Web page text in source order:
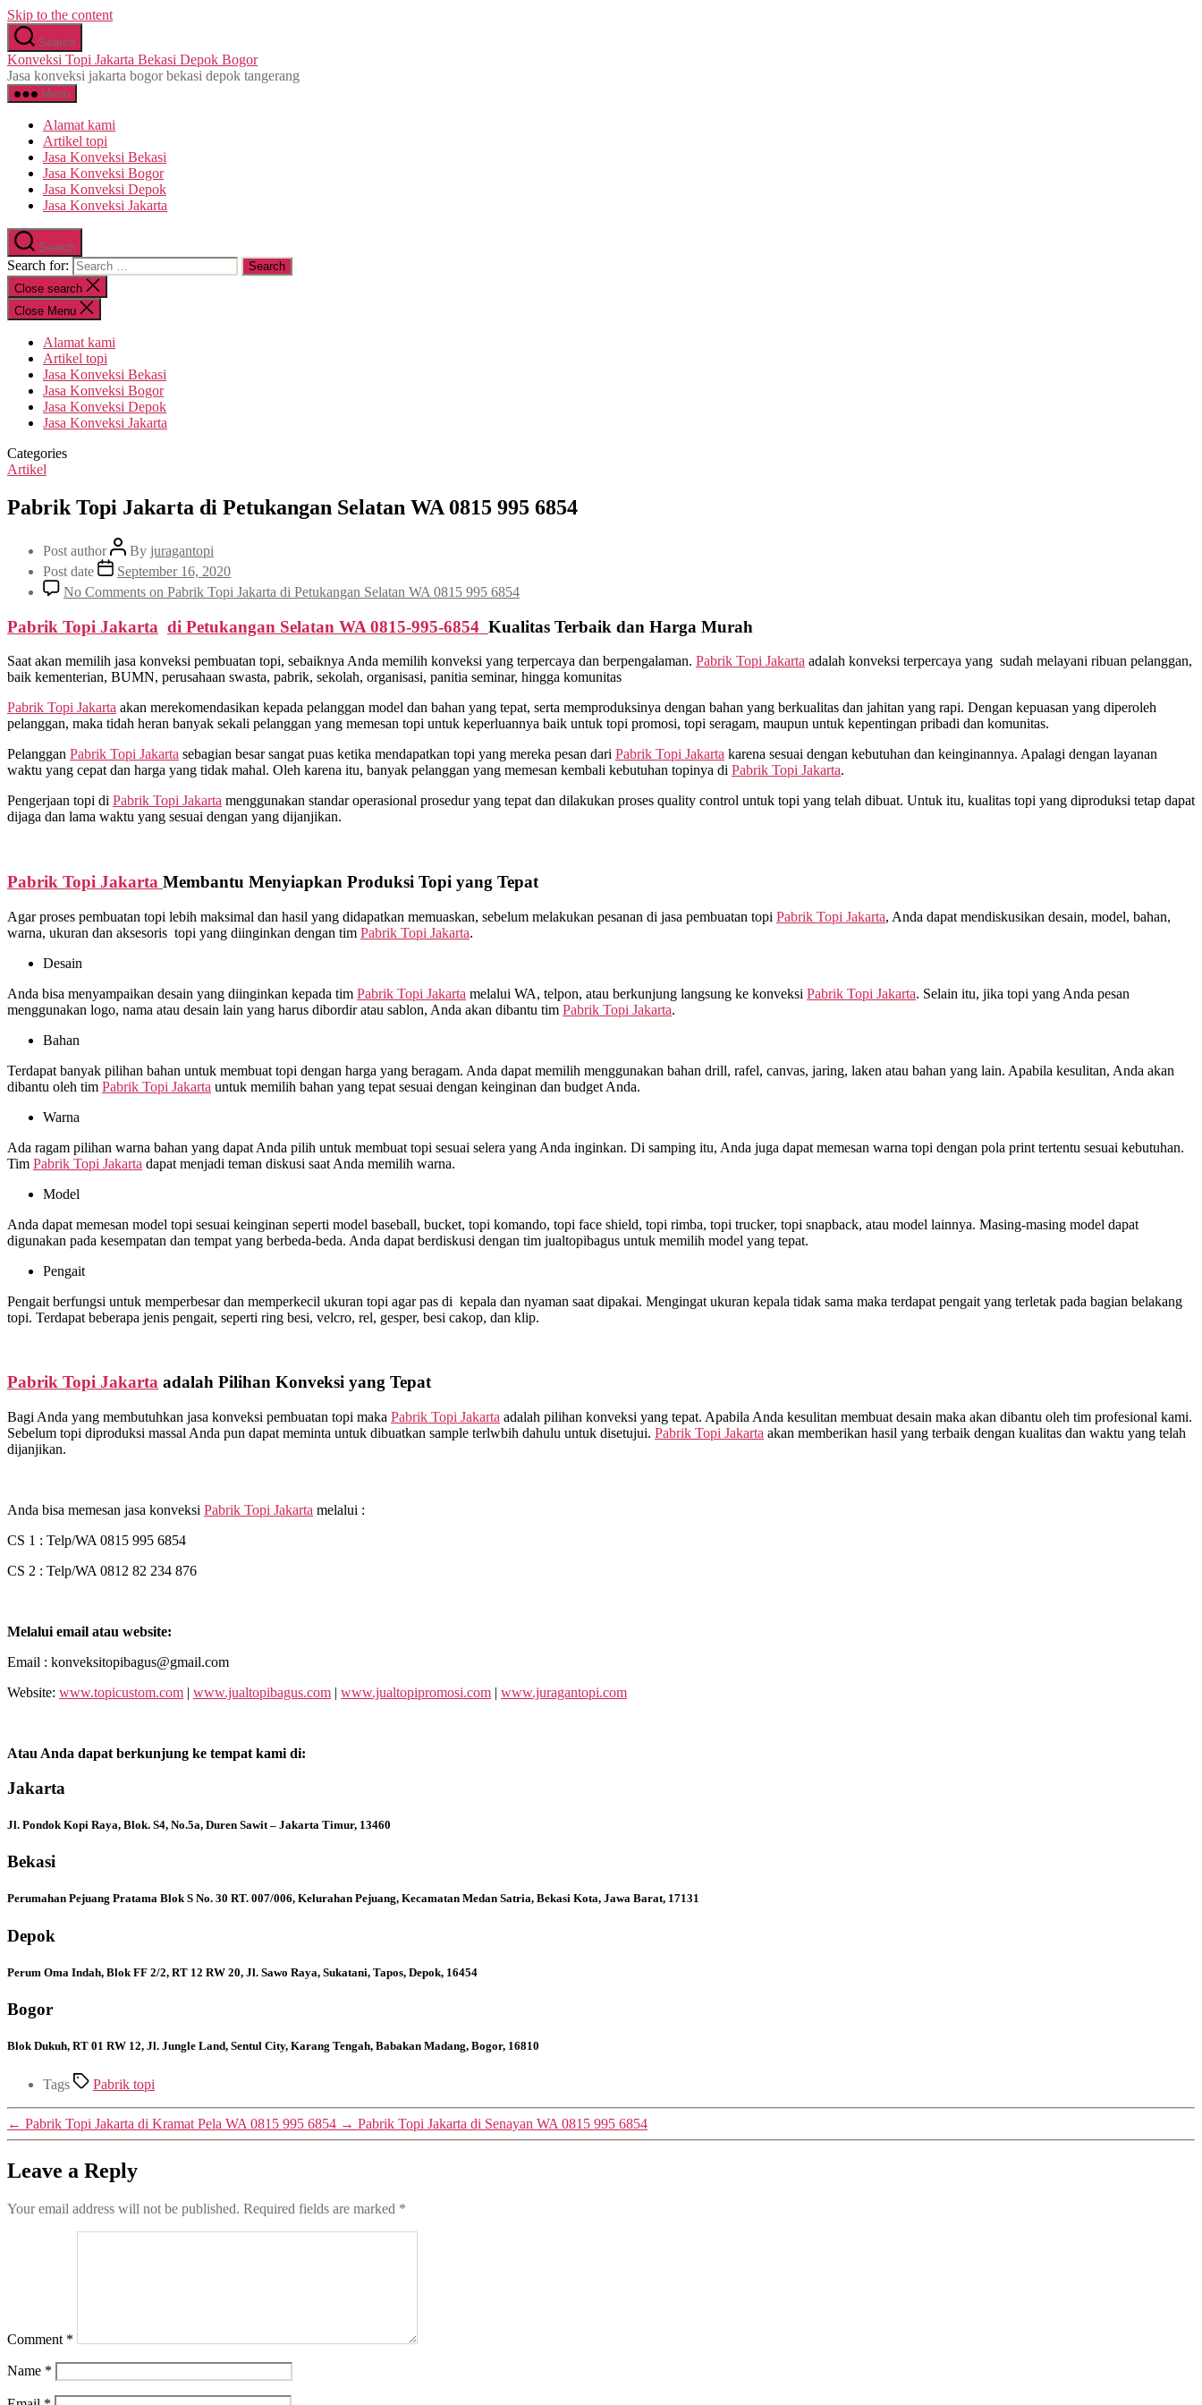
Skip to the content
Search
Konveksi Topi Jakarta Bekasi Depok Bogor
Jasa konveksi jakarta bogor bekasi depok tangerang
Menu
Alamat kami
Artikel topi
Jasa Konveksi Bekasi
Jasa Konveksi Bogor
Jasa Konveksi Depok
Jasa Konveksi Jakarta
Search
Search for:
Close search
Close Menu
Alamat kami
Artikel topi
Jasa Konveksi Bekasi
Jasa Konveksi Bogor
Jasa Konveksi Depok
Jasa Konveksi Jakarta
Categories
Artikel
Pabrik Topi Jakarta di Petukangan Selatan WA 0815 995 6854
Post author By juragantopi
Post date
September 16, 2020
No Comments on Pabrik Topi Jakarta di Petukangan Selatan WA 0815 995 6854
Pabrik Topi Jakarta di Petukangan Selatan WA 0815-995-6854 Kualitas Terbaik dan Harga Murah
Saat akan memilih jasa konveksi pembuatan topi, sebaiknya Anda memilih konveksi yang terpercaya dan berpengalaman. Pabrik Topi Jakarta adalah konveksi terpercaya yang sudah melayani ribuan pelanggan,
baik kementerian, BUMN, perusahaan swasta, pabrik, sekolah, organisasi, panitia seminar, hingga komunitas
Pabrik Topi Jakarta akan merekomendasikan kepada pelanggan model dan bahan yang tepat, serta memproduksinya dengan bahan yang berkualitas dan jahitan yang rapi. Dengan kepuasan yang diperoleh
pelanggan, maka tidah heran banyak sekali pelanggan yang memesan topi untuk keperluannya baik untuk topi promosi, topi seragam, maupun untuk kepentingan pribadi dan komunitas.
Pelanggan Pabrik Topi Jakarta sebagian besar sangat puas ketika mendapatkan topi yang mereka pesan dari Pabrik Topi Jakarta karena sesuai dengan kebutuhan dan keinginannya. Apalagi dengan layanan
waktu yang cepat dan harga yang tidak mahal. Oleh karena itu, banyak pelanggan yang memesan kembali kebutuhan topinya di Pabrik Topi Jakarta.
Pengerjaan topi di Pabrik Topi Jakarta menggunakan standar operasional prosedur yang tepat dan dilakukan proses quality control untuk topi yang telah dibuat. Untuk itu, kualitas topi yang diproduksi tetap dapat
dijaga dan lama waktu yang sesuai dengan yang dijanjikan.
Pabrik Topi Jakarta Membantu Menyiapkan Produksi Topi yang Tepat
Agar proses pembuatan topi lebih maksimal dan hasil yang didapatkan memuaskan, sebelum melakukan pesanan di jasa pembuatan topi Pabrik Topi Jakarta, Anda dapat mendiskusikan desain, model, bahan,
warna, ukuran dan aksesoris topi yang diinginkan dengan tim Pabrik Topi Jakarta.
Desain
Anda bisa menyampaikan desain yang diinginkan kepada tim Pabrik Topi Jakarta melalui WA, telpon, atau berkunjung langsung ke konveksi Pabrik Topi Jakarta. Selain itu, jika topi yang Anda pesan
menggunakan logo, nama atau desain lain yang harus dibordir atau sablon, Anda akan dibantu tim Pabrik Topi Jakarta.
Bahan
Terdapat banyak pilihan bahan untuk membuat topi dengan harga yang beragam. Anda dapat memilih menggunakan bahan drill, rafel, canvas, jaring, laken atau bahan yang lain. Apabila kesulitan, Anda akan
dibantu oleh tim Pabrik Topi Jakarta untuk memilih bahan yang tepat sesuai dengan keinginan dan budget Anda.
Warna
Ada ragam pilihan warna bahan yang dapat Anda pilih untuk membuat topi sesuai selera yang Anda inginkan. Di samping itu, Anda juga dapat memesan warna topi dengan pola print tertentu sesuai kebutuhan.
Tim Pabrik Topi Jakarta dapat menjadi teman diskusi saat Anda memilih warna.
Model
Anda dapat memesan model topi sesuai keinginan seperti model baseball, bucket, topi komando, topi face shield, topi rimba, topi trucker, topi snapback, atau model lainnya. Masing-masing model dapat
digunakan pada kesempatan dan tempat yang berbeda-beda. Anda dapat berdiskusi dengan tim jualtopibagus untuk memilih model yang tepat.
Pengait
Pengait berfungsi untuk memperbesar dan memperkecil ukuran topi agar pas di kepala dan nyaman saat dipakai. Mengingat ukuran kepala tidak sama maka terdapat pengait yang terletak pada bagian belakang
topi. Terdapat beberapa jenis pengait, seperti ring besi, velcro, rel, gesper, besi cakop, dan klip.
Pabrik Topi Jakarta adalah Pilihan Konveksi yang Tepat
Bagi Anda yang membutuhkan jasa konveksi pembuatan topi maka Pabrik Topi Jakarta adalah pilihan konveksi yang tepat. Apabila Anda kesulitan membuat desain maka akan dibantu oleh tim profesional kami.
Sebelum topi diproduksi massal Anda pun dapat meminta untuk dibuatkan sample terlwbih dahulu untuk disetujui. Pabrik Topi Jakarta akan memberikan hasil yang terbaik dengan kualitas dan waktu yang telah
dijanjikan.
Anda bisa memesan jasa konveksi Pabrik Topi Jakarta melalui :
CS 1 : Telp/WA 0815 995 6854
CS 2 : Telp/WA 0812 82 234 876
Melalui email atau website:
Email : konveksitopibagus@gmail.com
Website: www.topicustom.com | www.jualtopibagus.com | www.jualtopipromosi.com | www.juragantopi.com
Atau Anda dapat berkunjung ke tempat kami di:
Jakarta
Jl. Pondok Kopi Raya, Blok. S4, No.5a, Duren Sawit – Jakarta Timur, 13460
Bekasi
Perumahan Pejuang Pratama Blok S No. 30 RT. 007/006, Kelurahan Pejuang, Kecamatan Medan Satria, Bekasi Kota, Jawa Barat, 17131
Depok
Perum Oma Indah, Blok FF 2/2, RT 12 RW 20, Jl. Sawo Raya, Sukatani, Tapos, Depok, 16454
Bogor
Blok Dukuh, RT 01 RW 12, Jl. Jungle Land, Sentul City, Karang Tengah, Babakan Madang, Bogor, 16810
Tags Pabrik topi
← Pabrik Topi Jakarta di Kramat Pela WA 0815 995 6854 → Pabrik Topi Jakarta di Senayan WA 0815 995 6854
Leave a Reply
Your email address will not be published. Required fields are marked *
Comment *
Name *